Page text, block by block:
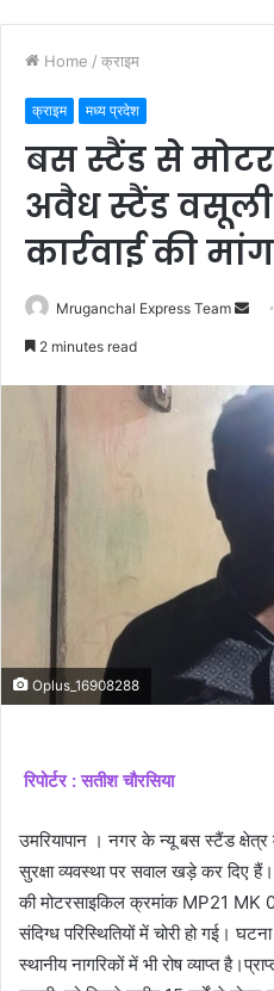
Home / क्राइम
क्राइम मध्य प्रदेश
बस स्टैंड से
अवैध स्टैंड
कार्रवाई की
Mruganchal Express Team
Send
2 minutes read
Oplus_16908288
रिपोर्टर : सतीश चौरसिया
उमरियापान । नगर के न्यू बस स्टैंड क्षेत्र
सुरक्षा व्यवस्था पर सवाल खड़े कर दिए
की मोटरसाइकिल क्रमांक MP21 MK
संदिग्ध परिस्थितियों में चोरी हो गई।
स्थानीय नागरिकों में भी रोष व्याप्त